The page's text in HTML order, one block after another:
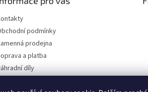
podmínky
prodejna
a platba
díly